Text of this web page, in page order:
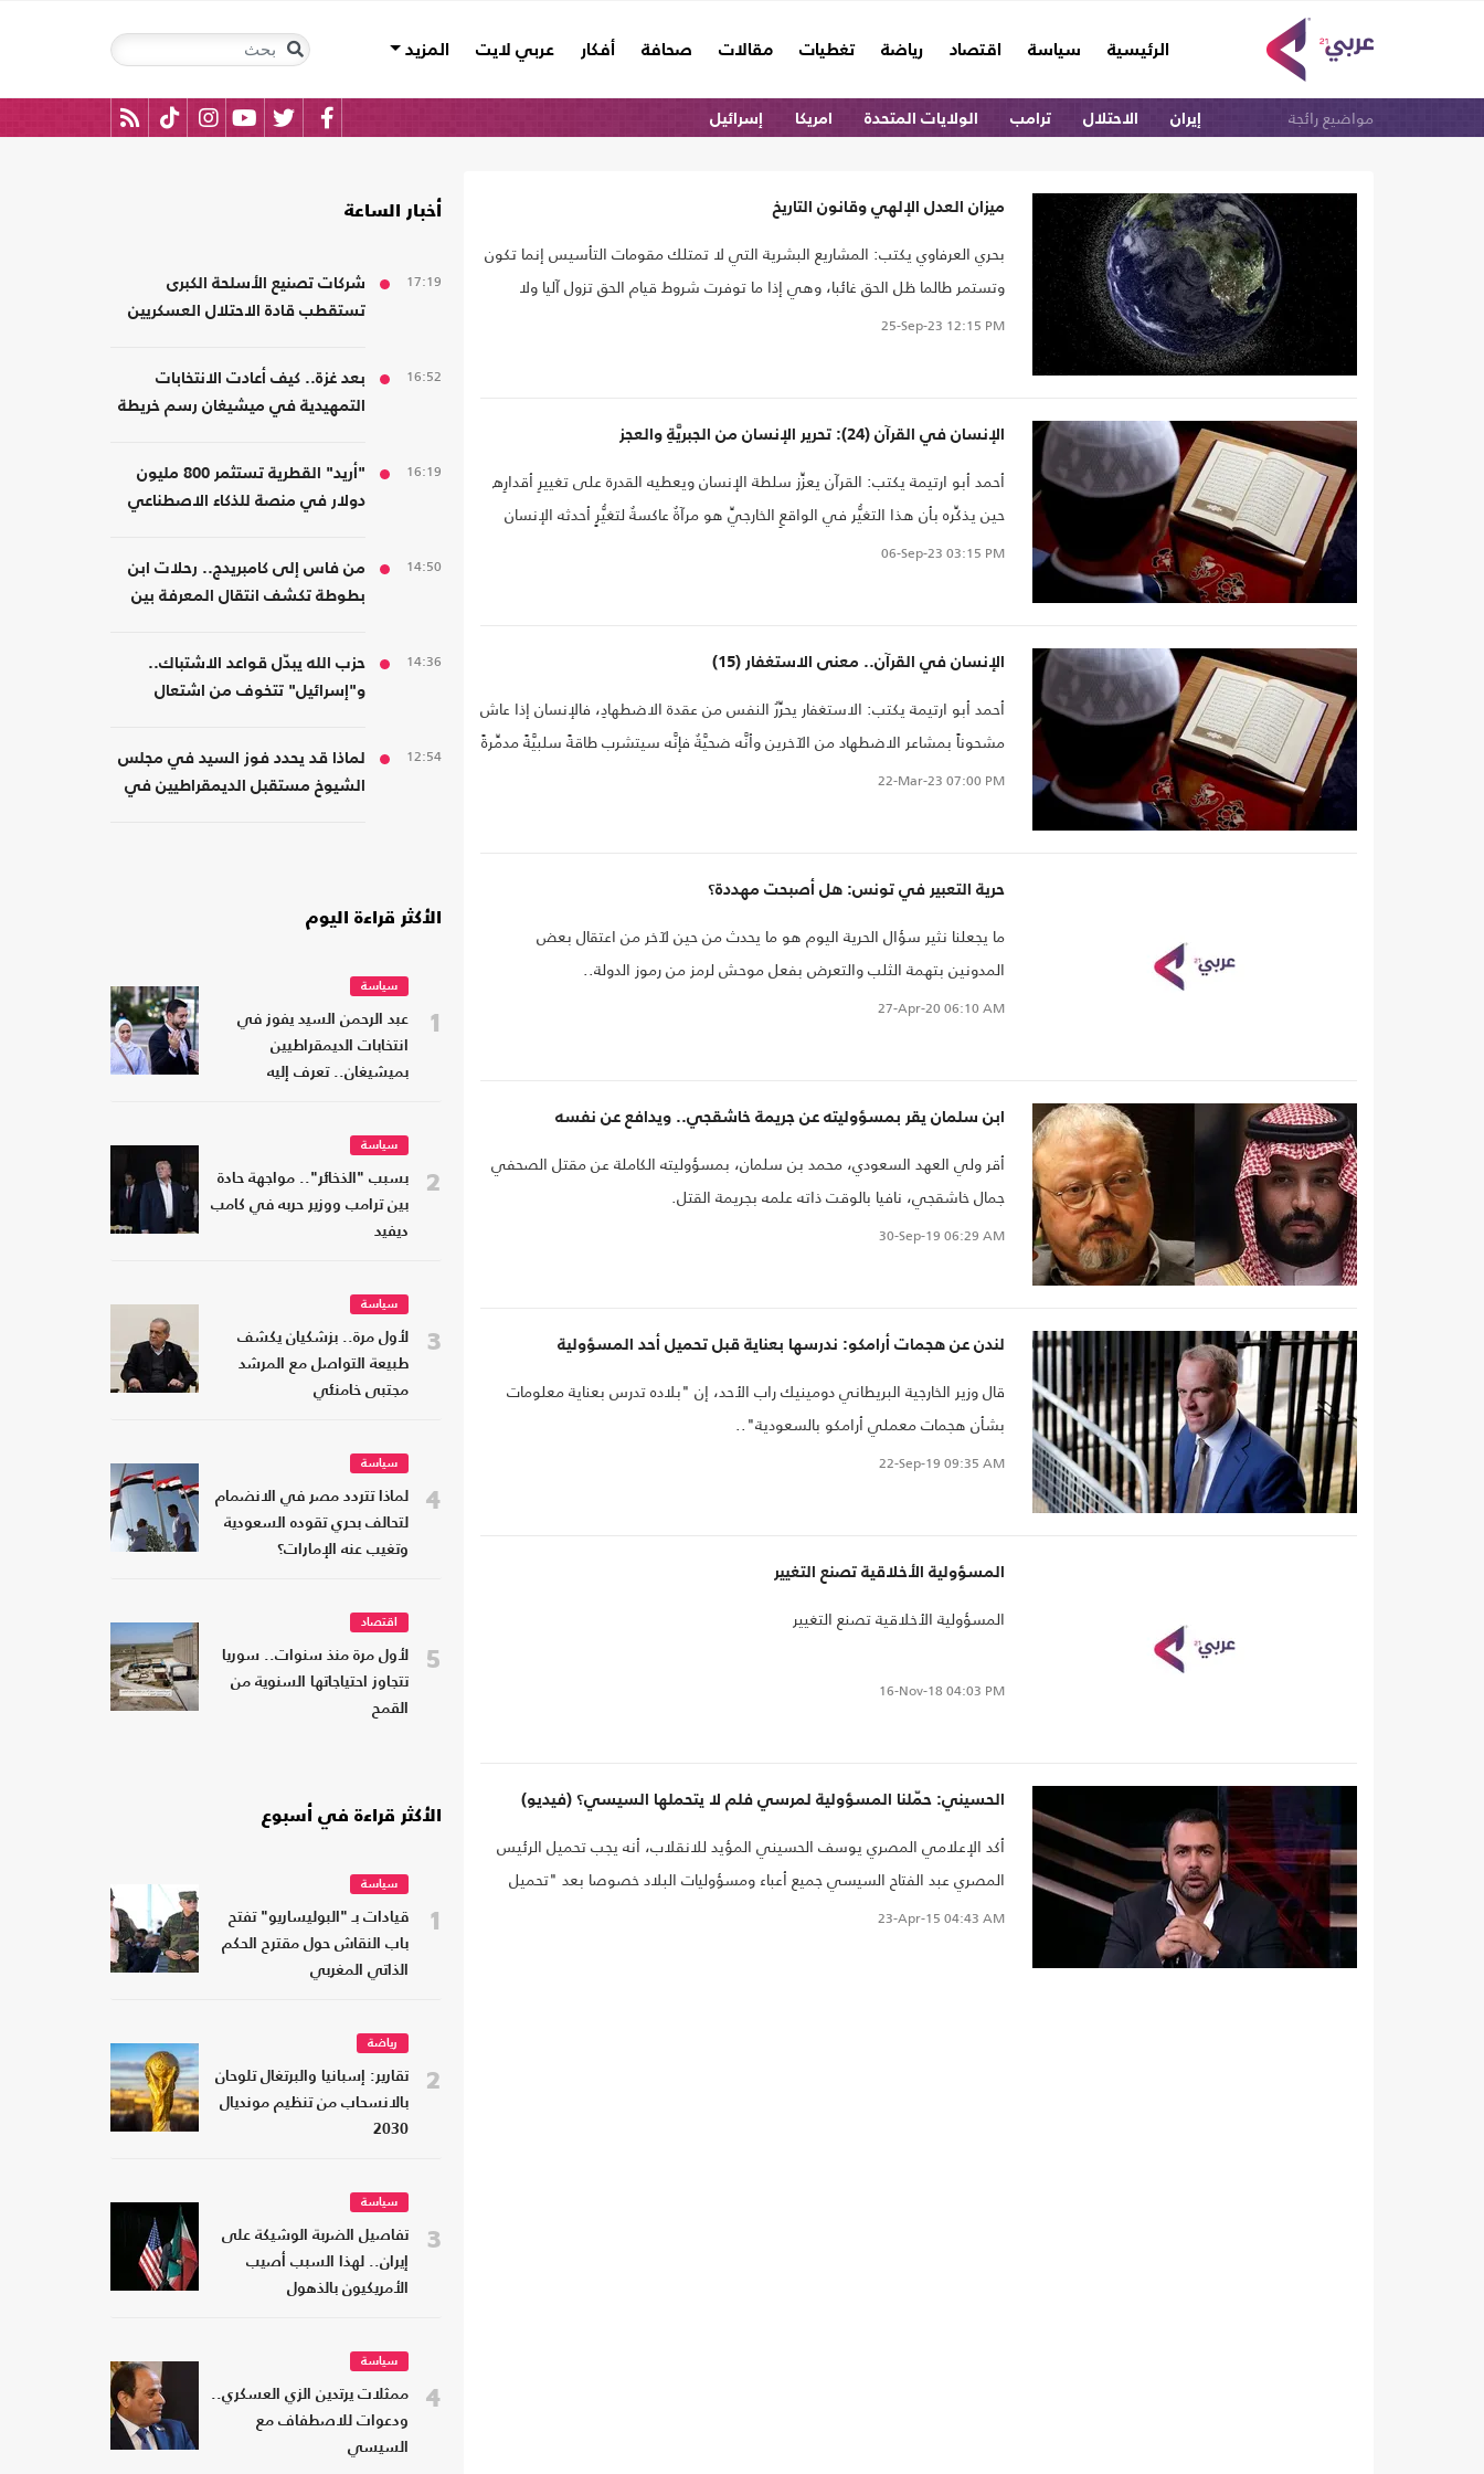
الرئيسية
(current) سياسة اقتصاد رياضة تغطيات مقالات صحافة أفكار عربي لايت المزيد
مواضيع رائجة إيران الاحتلال ترامب الولايات المتحدة امريكا إسرائيل
ميزان العدل الإلهي وقانون التاريخ
بحري العرفاوي يكتب: المشاريع البشرية التي لا تمتلك مقومات التأسيس إنما تكون
وتستمر طالما ظل الحق غائبا، وهي إذا ما توفرت شروط قيام الحق تزول آليا ولا
تملك مقومات عودتها، فمن عجز عن الاستمرار إنما هو عن العود أعجز..
25-Sep-23 12:15 PM
الإنسان في القرآن (24): تحرير الإنسان من الجبريَّةِ والعجز
أحمد أبو ارتيمة يكتب: القرآن يعزِّز سلطة الإنسان ويعطيه القدرة على تغييرِ أقدارِه
حين يذكِّره بأن هذا التغيُّر في الواقعِ الخارجيِّ هو مرآةٌ عاكسةٌ لتغيُّرٍ أحدثه الإنسان
داخلَ نفسِه، وهذا يعني أن الإنسان قادرٌ على تغييرِ أقدارِه إذا غيَّر ما في نفسِه من
06-Sep-23 03:15 PM
الإنسان في القرآن.. معنى الاستغفار (15)
أحمد أبو ارتيمة يكتب: الاستغفار يحرِّرُ النفس من عقدة الاضطهادِ، فالإنسان إذا عاش
مشحوناً بمشاعر الاضطهاد من الآخرين وأنَّه ضحيَّةٌ فإنَّه سيتشرب طاقةً سلبيَّةً مدمِّرةً
وستكون علاقته مع الحياة علاقة عداءٍ وسخطٍ وكراهيةٍ وهو ما سيفتك به ويدمِّر قواه
22-Mar-23 07:00 PM
حرية التعبير في تونس: هل أصبحت مهددة؟
ما يجعلنا نثير سؤال الحرية اليوم هو ما يحدث من حين لآخر من اعتقال بعض
المدونين بتهمة الثلب والتعرض بفعل موحش لرمز من رموز الدولة..
27-Apr-20 06:10 AM
ابن سلمان يقر بمسؤوليته عن جريمة خاشقجي.. ويدافع عن نفسه
أقر ولي العهد السعودي، محمد بن سلمان، بمسؤوليته الكاملة عن مقتل الصحفي
جمال خاشقجي، نافيا بالوقت ذاته علمه بجريمة القتل.
30-Sep-19 06:29 AM
لندن عن هجمات أرامكو: ندرسها بعناية قبل تحميل أحد المسؤولية
قال وزير الخارجية البريطاني دومينيك راب الأحد، إن "بلاده تدرس بعناية معلومات
بشأن هجمات معملي أرامكو بالسعودية"..
22-Sep-19 09:35 AM
المسؤولية الأخلاقية تصنع التغيير
المسؤولية الأخلاقية تصنع التغيير
16-Nov-18 04:03 PM
الحسيني: حمّلنا المسؤولية لمرسي فلم لا يتحملها السيسي؟ (فيديو)
أكد الإعلامي المصري يوسف الحسيني المؤيد للانقلاب، أنه يجب تحميل الرئيس
المصري عبد الفتاح السيسي جميع أعباء ومسؤوليات البلاد خصوصا بعد "تحميل
جميع الإعلاميين والكتاب المسؤولية لمحمد مرسي سابقا".
23-Apr-15 04:43 AM
أخبار الساعة
17:19
شركات تصنيع الأسلحة الكبرى
تستقطب قادة الاحتلال العسكريين
16:52
بعد غزة.. كيف أعادت الانتخابات
التمهيدية في ميشيغان رسم خريطة
16:19
"أريد" القطرية تستثمر 800 مليون
دولار في منصة للذكاء الاصطناعي
14:50
من فاس إلى كامبريدج.. رحلات ابن
بطوطة تكشف انتقال المعرفة بين
14:36
حزب الله يبدّل قواعد الاشتباك..
و"إسرائيل" تتخوف من اشتعال
12:54
لماذا قد يحدد فوز السيد في مجلس
الشيوخ مستقبل الديمقراطيين في
الأكثر قراءة اليوم
1
سياسة
عبد الرحمن السيد يفوز في
انتخابات الديمقراطيين
بميشيغان.. تعرف إليه
2
سياسة
بسبب "الذخائر".. مواجهة حادة
بين ترامب ووزير حربه في كامب
ديفيد
3
سياسة
لأول مرة.. بزشكيان يكشف
طبيعة التواصل مع المرشد
مجتبى خامنئي
4
سياسة
لماذا تتردد مصر في الانضمام
لتحالف بحري تقوده السعودية
وتغيب عنه الإمارات؟
5
اقتصاد
لأول مرة منذ سنوات.. سوريا
تتجاوز احتياجاتها السنوية من
القمح
الأكثر قراءة في أسبوع
1
سياسة
قيادات بـ "البوليساريو" تفتح
باب النقاش حول مقترح الحكم
الذاتي المغربي
2
رياضة
تقارير: إسبانيا والبرتغال تلوحان
بالانسحاب من تنظيم مونديال
2030
3
سياسة
تفاصيل الضربة الوشيكة على
إيران.. لهذا السبب أصيب
الأمريكيون بالذهول
4
سياسة
ممثلات يرتدين الزي العسكري..
ودعوات للاصطفاف مع
السيسي